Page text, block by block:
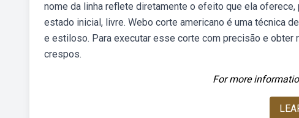
nome da linha reflete diretamente o efeito que ela
estado inicial, livre. Webo corte americano é uma técnica
e estiloso. Para executar esse corte com precisão e
crespos.
For more